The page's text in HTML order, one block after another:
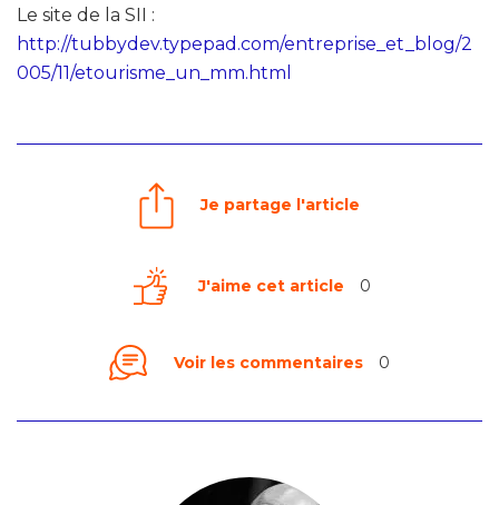
Le site de la SII :
http://tubbydev.typepad.com/entreprise_et_blog/2
005/11/etourisme_un_mm.html
Je partage l'article
J'aime cet article 0
Voir les commentaires 0